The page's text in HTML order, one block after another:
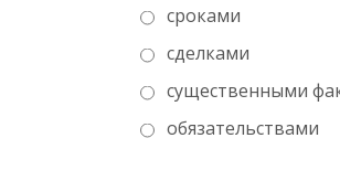
сроками
сделками
существенными
обязательствами